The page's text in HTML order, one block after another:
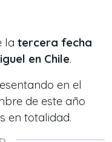
la tercera fecha
en Chile.
en el
de este año
en totalidad.